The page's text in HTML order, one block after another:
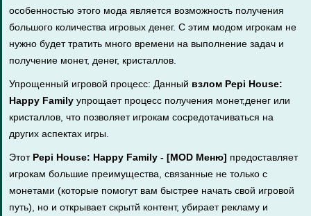
особенностью этого мода является возможность получения
большого количества игровых денег. С этим модом игрокам не
нужно будет тратить много времени на выполнение задач и
получение монет, денег, кристаллов.
Упрощенный игровой процесс: Данный взлом Pepi House:
Happy Family упрощает процесс получения монет,денег или
кристаллов, что позволяет игрокам сосредотачиваться на
других аспектах игры.
Этот Pepi House: Happy Family - [MOD Меню] предоставляет
игрокам большие преимущества, связанные не только с
монетами (которые помогут вам быстрее начать свой игровой
путь), но и открывает скрытй контент, убирает рекламу и